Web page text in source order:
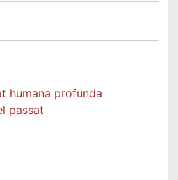
humana profunda
passat